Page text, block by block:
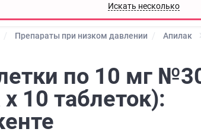
Искать несколько
Препараты при низком давлении Апилак
по 10 мг
10 таблеток):